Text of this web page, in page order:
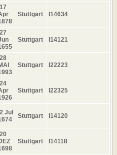
17
Stuttgart I14634
27
Stuttgart I14121
28
Stuttgart I22223
24
Stuttgart I22325
2 Jul
Stuttgart I14120
20
Stuttgart I14118